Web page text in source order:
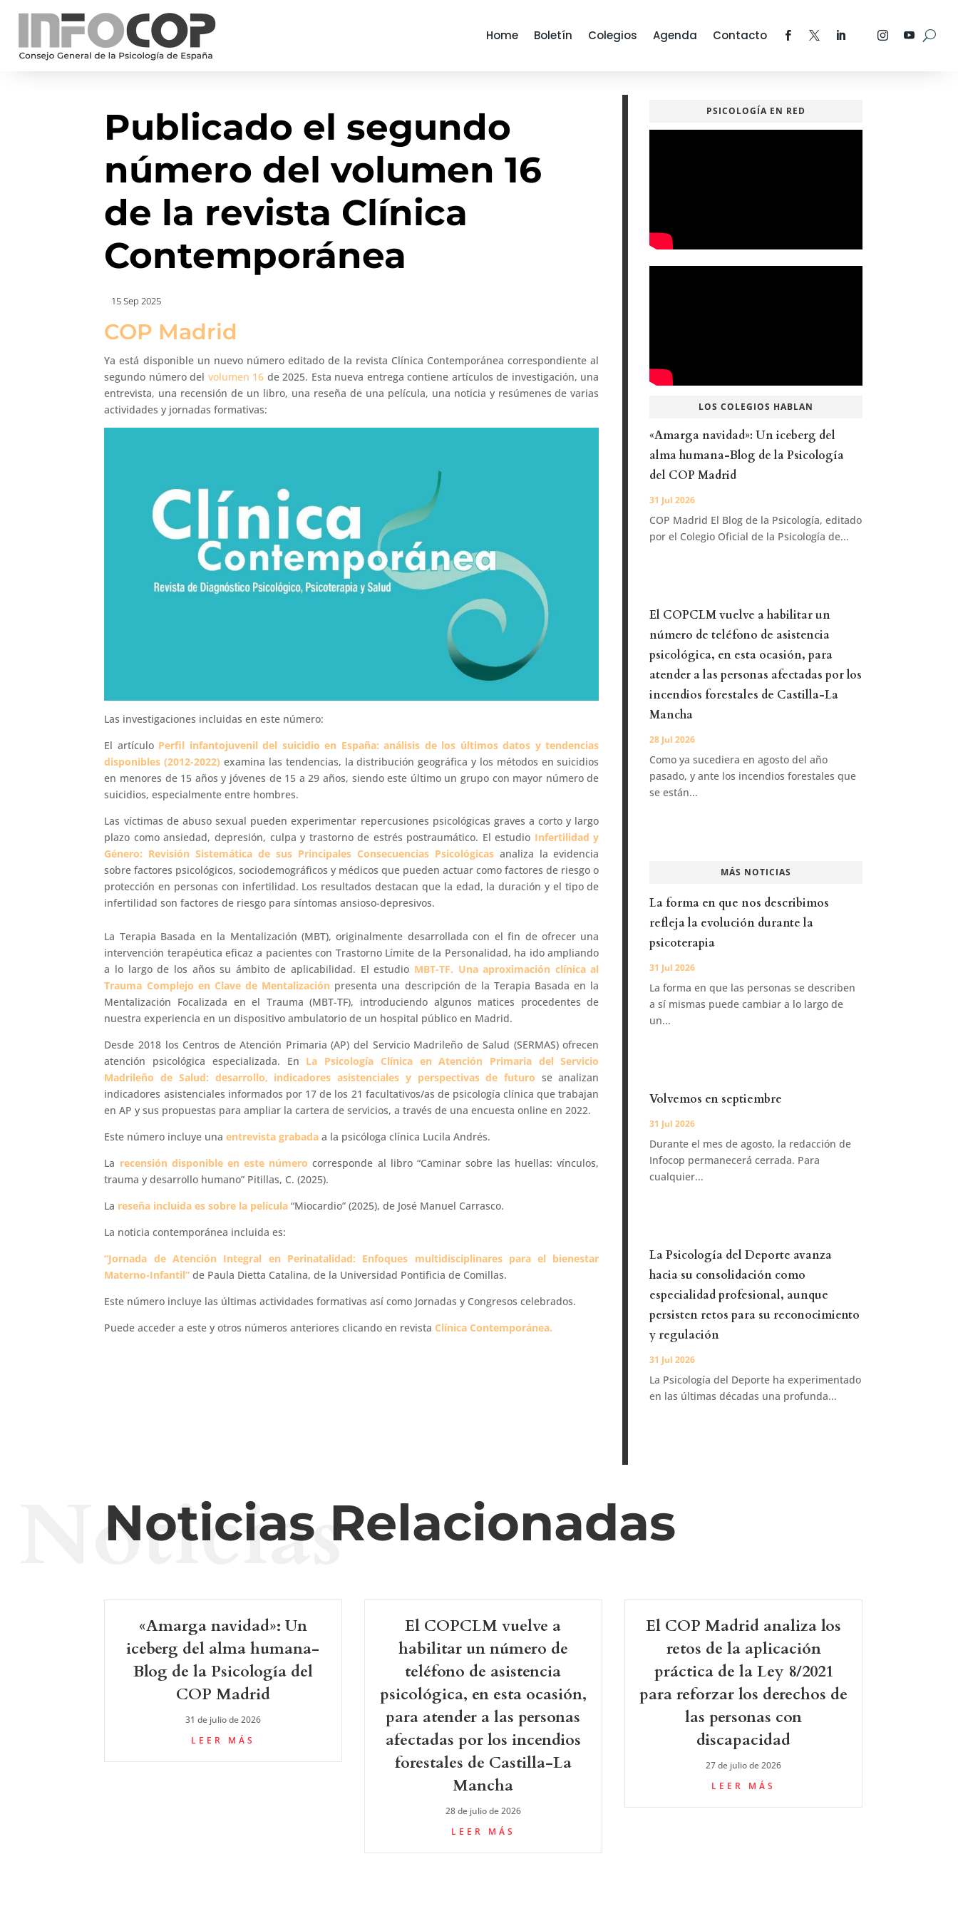
Home Boletín Colegios Agenda Contacto
Publicado el segundo
número del volumen 16
de la revista Clínica
Contemporánea
15 Sep 2025
COP Madrid
Ya está disponible un nuevo número editado de la revista Clínica Contemporánea correspondiente al
segundo número del volumen 16 de 2025. Esta nueva entrega contiene artículos de investigación, una
entrevista, una recensión de un libro, una reseña de una película, una noticia y resúmenes de varias
actividades y jornadas formativas:
Las investigaciones incluidas en este número:
El artículo Perfil infantojuvenil del suicidio en España: análisis de los últimos datos y tendencias
disponibles (2012-2022) examina las tendencias, la distribución geográfica y los métodos en suicidios
en menores de 15 años y jóvenes de 15 a 29 años, siendo este último un grupo con mayor número de
suicidios, especialmente entre hombres.
Las víctimas de abuso sexual pueden experimentar repercusiones psicológicas graves a corto y largo
plazo como ansiedad, depresión, culpa y trastorno de estrés postraumático. El estudio Infertilidad y
Género: Revisión Sistemática de sus Principales Consecuencias Psicológicasanaliza la evidencia
sobre factores psicológicos, sociodemográficos y médicos que pueden actuar como factores de riesgo o
protección en personas con infertilidad. Los resultados destacan que la edad, la duración y el tipo de
infertilidad son factores de riesgo para síntomas ansioso-depresivos.
La Terapia Basada en la Mentalización (MBT), originalmente desarrollada con el fin de ofrecer una
intervención terapéutica eficaz a pacientes con Trastorno Límite de la Personalidad, ha ido ampliando
a lo largo de los años su ámbito de aplicabilidad. El estudio MBT-TF. Una aproximación clínica al
Trauma Complejo en Clave de Mentalización presenta una descripción de la Terapia Basada en la
Mentalización Focalizada en el Trauma (MBT-TF), introduciendo algunos matices procedentes de
nuestra experiencia en un dispositivo ambulatorio de un hospital público en Madrid.
Desde 2018 los Centros de Atención Primaria (AP) del Servicio Madrileño de Salud (SERMAS) ofrecen
atención psicológica especializada. En La Psicología Clínica en Atención Primaria del Servicio
Madrileño de Salud: desarrollo, indicadores asistenciales y perspectivas de futuro se analizan
indicadores asistenciales informados por 17 de los 21 facultativos/as de psicología clínica que trabajan
en AP y sus propuestas para ampliar la cartera de servicios, a través de una encuesta online en 2022.
Este número incluye unaentrevista grabada a la psicóloga clínica Lucila Andrés.
La recensión disponible en este número corresponde al libro “Caminar sobre las huellas: vínculos,
trauma y desarrollo humano” Pitillas, C. (2025).
La reseña incluida es sobre la película “Miocardio” (2025), de José Manuel Carrasco.
La noticia contemporánea incluida es:
“Jornada de Atención Integral en Perinatalidad: Enfoques multidisciplinares para el bienestar
Materno-Infantil” de Paula Dietta Catalina, de la Universidad Pontificia de Comillas.
Este número incluye las últimas actividades formativas así como Jornadas y Congresos celebrados.
Puede acceder a este y otros números anteriores clicando en revista Clínica Contemporánea.
PSICOLOGÍA EN RED
LOS COLEGIOS HABLAN
«Amarga navidad»: Un iceberg del
alma humana-Blog de la Psicología
del COP Madrid
31 Jul 2026
COP Madrid El Blog de la Psicología, editado
por el Colegio Oficial de la Psicología de...
El COPCLM vuelve a habilitar un
número de teléfono de asistencia
psicológica, en esta ocasión, para
atender a las personas afectadas por los
incendios forestales de Castilla-La
Mancha
28 Jul 2026
Como ya sucediera en agosto del año
pasado, y ante los incendios forestales que
se están...
MÁS NOTICIAS
La forma en que nos describimos
refleja la evolución durante la
psicoterapia
31 Jul 2026
La forma en que las personas se describen
a sí mismas puede cambiar a lo largo de
un...
Volvemos en septiembre
31 Jul 2026
Durante el mes de agosto, la redacción de
Infocop permanecerá cerrada. Para
cualquier...
La Psicología del Deporte avanza
hacia su consolidación como
especialidad profesional, aunque
persisten retos para su reconocimiento
y regulación
31 Jul 2026
La Psicología del Deporte ha experimentado
en las últimas décadas una profunda...
Noticias Relacionadas
Noticias
«Amarga navidad»: Un
iceberg del alma humana-
Blog de la Psicología del
COP Madrid
31 de julio de 2026
LEER MÁS
El COPCLM vuelve a
habilitar un número de
teléfono de asistencia
psicológica, en esta ocasión,
para atender a las personas
afectadas por los incendios
forestales de Castilla-La
Mancha
28 de julio de 2026
LEER MÁS
El COP Madrid analiza los
retos de la aplicación
práctica de la Ley 8/2021
para reforzar los derechos de
las personas con
discapacidad
27 de julio de 2026
LEER MÁS